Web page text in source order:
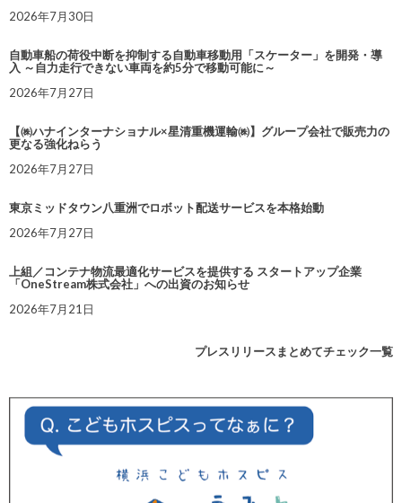
2026年7月30日
自動車船の荷役中断を抑制する自動車移動用「スケーター」を開発・導
入 ～自力走行できない車両を約5分で移動可能に～
2026年7月27日
【㈱ハナインターナショナル×星清重機運輸㈱】グループ会社で販売力の
更なる強化ねらう
2026年7月27日
東京ミッドタウン八重洲でロボット配送サービスを本格始動
2026年7月27日
上組／コンテナ物流最適化サービスを提供する スタートアップ企業
「OneStream株式会社」への出資のお知らせ
2026年7月21日
プレスリリースまとめてチェック一覧